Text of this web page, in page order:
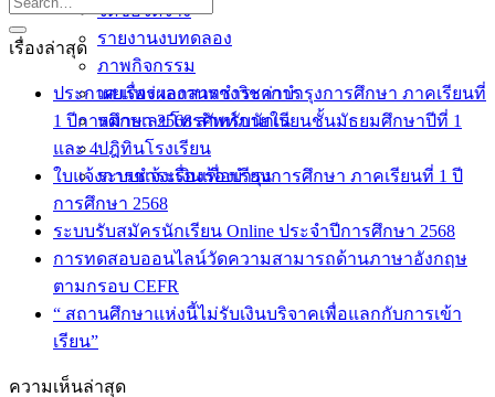
จัดซื้อจัดจ้าง
รายงานงบทดลอง
ภาพกิจกรรม
เผยแพร่ผลงานทางวิชาการ
หมายเลขโทรศัพท์ภายใน
ปฎิทินโรงเรียน
ระบบแจ้งเรื่องร้องเรียน
เรื่องล่าสุด
ประกาศ เรื่อง เอกสารชำระค่าบำรุงการศึกษา ภาคเรียนที่
1 ปีการศึกษา 2568 สำหรับนักเรียนชั้นมัธยมศึกษาปีที่ 1
และ 4
ใบแจ้งการชำระเงินเพื่อบำรุงการศึกษา ภาคเรียนที่ 1 ปี
การศึกษา 2568
ระบบรับสมัครนักเรียน Online ประจำปีการศึกษา 2568
การทดสอบออนไลน์วัดความสามารถด้านภาษาอังกฤษ
ตามกรอบ CEFR
“ สถานศึกษาแห่งนี้ไม่รับเงินบริจาคเพื่อแลกกับการเข้า
เรียน”
ความเห็นล่าสุด